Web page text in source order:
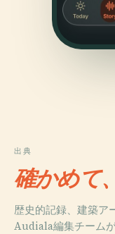
出典
確かめて
歴史的記録、建築ア
Audiala編集チーム